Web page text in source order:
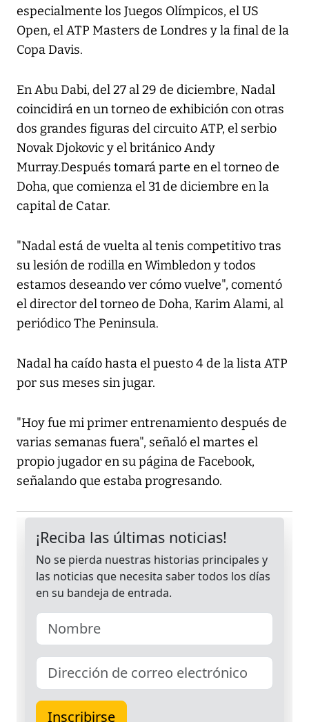
especialmente los Juegos Olímpicos, el US
Open, el ATP Masters de Londres y la final de la
Copa Davis.
En Abu Dabi, del 27 al 29 de diciembre, Nadal
coincidirá en un torneo de exhibición con otras
dos grandes figuras del circuito ATP, el serbio
Novak Djokovic y el británico Andy
Murray.Después tomará parte en el torneo de
Doha, que comienza el 31 de diciembre en la
capital de Catar.
"Nadal está de vuelta al tenis competitivo tras
su lesión de rodilla en Wimbledon y todos
estamos deseando ver cómo vuelve", comentó
el director del torneo de Doha, Karim Alami, al
periódico The Peninsula.
Nadal ha caído hasta el puesto 4 de la lista ATP
por sus meses sin jugar.
"Hoy fue mi primer entrenamiento después de
varias semanas fuera", señaló el martes el
propio jugador en su página de Facebook,
señalando que estaba progresando.